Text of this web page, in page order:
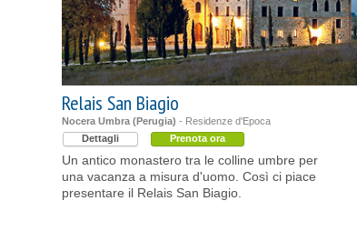
Relais San Biagio
Nocera Umbra (Perugia) - Residenze d'Epoca
Dettagli
Prenota ora
Un antico monastero tra le colline umbre per
una vacanza a misura d'uomo. Così ci piace
presentare il Relais San Biagio.